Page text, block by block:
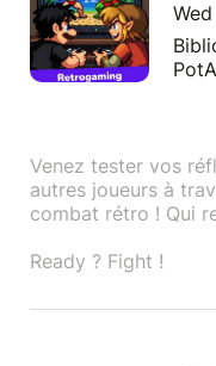
Venez tester vos
autres joueurs à
combat rétro ! Qui
Ready ? Fight !